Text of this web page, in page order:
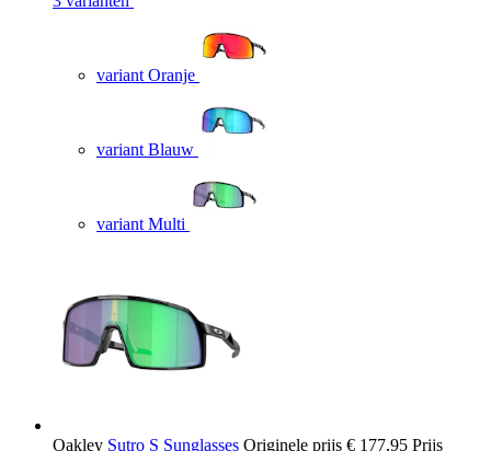
variant Oranje
variant Blauw
variant Multi
Oakley Sutro S Sunglasses Originele prijs € 177,95 Prijs